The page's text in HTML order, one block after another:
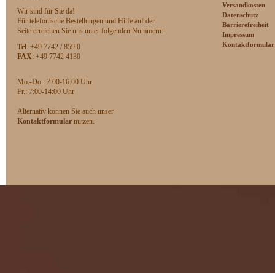
Wir sind für Sie da!
Für telefonische Bestellungen und Hilfe auf der
Seite erreichen Sie uns unter folgenden Nummern:
Tel: +49 7742 / 859 0
FAX: +49 7742 4130
Mo.-Do.: 7:00-16:00 Uhr
Fr.: 7:00-14:00 Uhr
Alternativ können Sie auch unser
Kontaktformular nutzen.
Versandkosten
Datenschutz
Barrierefreiheit
Impressum
Kontaktformular